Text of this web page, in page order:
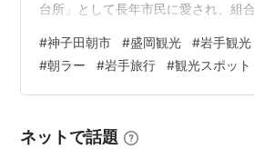
台所」として長年市民に愛され、組
（みこだ）朝市」**です。 神子田朝
スポットではありません。それは、
息づく、**特別な「食のテーマパー
いいの？」「朝食に何が食べられる
#神子田朝市 #盛岡観光 #岩手観光
#朝ラー #岩手旅行 #観光スポット
ネットで話題